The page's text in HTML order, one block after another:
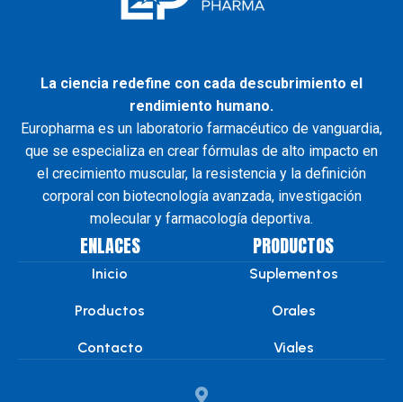
La ciencia redefine con cada descubrimiento el
rendimiento humano.
Europharma es un laboratorio farmacéutico de vanguardia,
que se especializa en crear fórmulas de alto impacto en
el crecimiento muscular, la resistencia y la definición
corporal con biotecnología avanzada, investigación
molecular y farmacología deportiva.
ENLACES
Inicio
Productos
Contacto
PRODUCTOS
Suplementos
Orales
Viales